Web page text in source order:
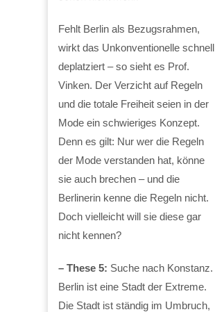
Fehlt Berlin als Bezugsrahmen,
wirkt das Unkonventionelle schnell
deplatziert – so sieht es Prof.
Vinken. Der Verzicht auf Regeln
und die totale Freiheit seien in der
Mode ein schwieriges Konzept.
Denn es gilt: Nur wer die Regeln
der Mode verstanden hat, könne
sie auch brechen – und die
Berlinerin kenne die Regeln nicht.
Doch vielleicht will sie diese gar
nicht kennen?
– These 5: Suche nach Konstanz.
Berlin ist eine Stadt der Extreme.
Die Stadt ist ständig im Umbruch,